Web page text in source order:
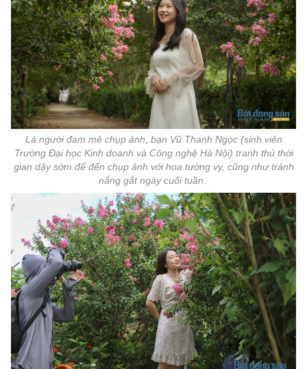
Là người đam mê chụp ảnh, bạn Vũ Thanh Ngọc (sinh viên
Trường Đại học Kinh doanh và Công nghệ Hà Nội) tranh thủ thời
gian dậy sớm để đến chụp ảnh với hoa tường vy, cũng như tránh
nắng gắt ngày cuối tuần.